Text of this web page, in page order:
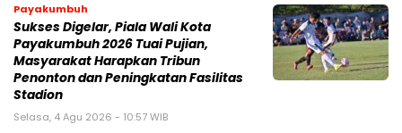
Payakumbuh
Sukses Digelar, Piala Wali Kota
Payakumbuh 2026 Tuai Pujian,
Masyarakat Harapkan Tribun
Penonton dan Peningkatan Fasilitas
Stadion
Selasa, 4 Agu 2026 - 10:57 WIB